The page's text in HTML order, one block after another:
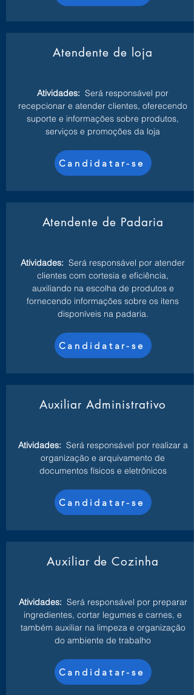
Atendente de loja
Atividades: Será responsável por
recepcionar e atender clientes, oferecendo
suporte e informações sobre produtos,
serviços e promoções da loja
Candidatar-se
Atendente de Padaria
Atividades: Será responsável por atender
clientes com cortesia e eficiência,
auxiliando na escolha de produtos e
fornecendo informações sobre os itens
disponíveis na padaria.
Candidatar-se
Auxiliar Administrativo
Atividades: Será responsável por realizar a
organização e arquivamento de
documentos físicos e eletrônicos
Candidatar-se
Auxiliar de Cozinha
Atividades: Será responsável por preparar
ingredientes, cortar legumes e carnes, e
também auxiliar na limpeza e organização
do ambiente de trabalho
Candidatar-se